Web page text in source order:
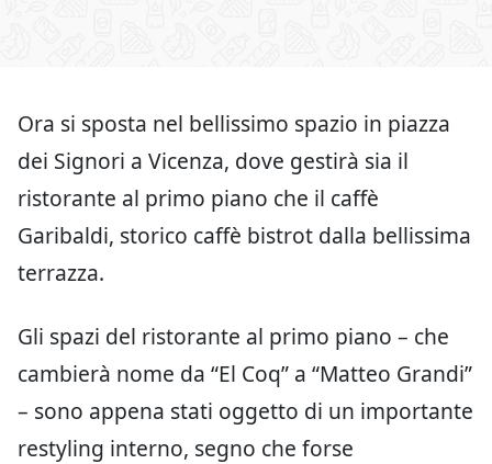
Ora si sposta nel bellissimo spazio in piazza
dei Signori a Vicenza, dove gestirà sia il
ristorante al primo piano che il caffè
Garibaldi, storico caffè bistrot dalla bellissima
terrazza.
Gli spazi del ristorante al primo piano – che
cambierà nome da “El Coq” a “Matteo Grandi”
– sono appena stati oggetto di un importante
restyling interno, segno che forse